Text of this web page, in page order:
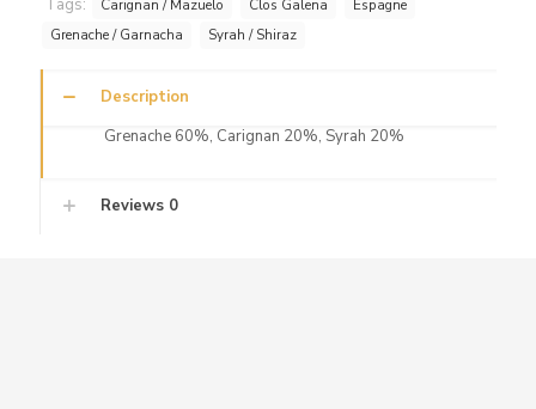
Tags:
Carignan / Mazuelo Clos Galena
Espagne
Grenache / Garnacha
Syrah / Shiraz
Description
Grenache 60%, Carignan 20%, Syrah 20%
Reviews 0